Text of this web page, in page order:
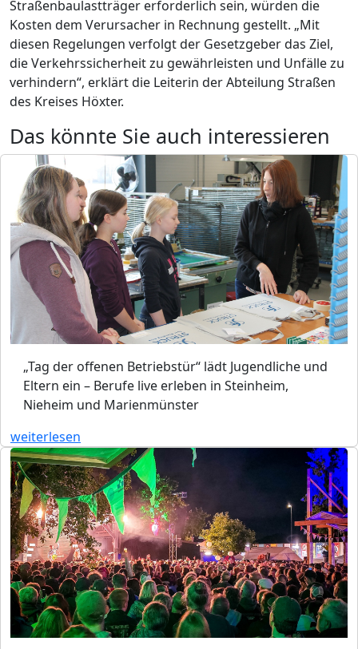
Straßenbaulastträger erforderlich sein, würden die
Kosten dem Verursacher in Rechnung gestellt. „Mit
diesen Regelungen verfolgt der Gesetzgeber das Ziel,
die Verkehrssicherheit zu gewährleisten und Unfälle zu
verhindern“, erklärt die Leiterin der Abteilung Straßen
des Kreises Höxter.
Das könnte Sie auch interessieren
„Tag der offenen Betriebstür“ lädt Jugendliche und
Eltern ein – Berufe live erleben in Steinheim,
Nieheim und Marienmünster
weiterlesen